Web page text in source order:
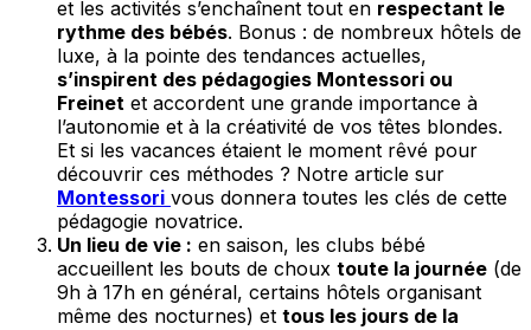
et les activités s’enchaînent tout en respectant le
rythme des bébés. Bonus : de nombreux hôtels de
luxe, à la pointe des tendances actuelles,
s’inspirent des pédagogies Montessori ou
Freinet et accordent une grande importance à
l’autonomie et à la créativité de vos têtes blondes.
Et si les vacances étaient le moment rêvé pour
découvrir ces méthodes ? Notre article sur
Montessori vous donnera toutes les clés de cette
pédagogie novatrice.
Un lieu de vie : en saison, les clubs bébé
accueillent les bouts de choux toute la journée (de
9h à 17h en général, certains hôtels organisant
même des nocturnes) et tous les jours de la